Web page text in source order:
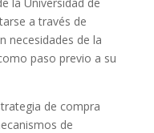
a través de
necesidades de la
paso previo a su
de compra
de